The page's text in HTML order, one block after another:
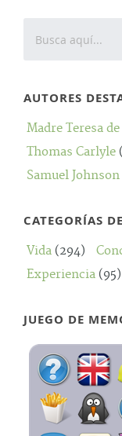
AUTORES
Madre Teresa
Thomas Carlyle
Samuel Johnson
CATEGORÍAS
Vida (294)
Experiencia (95)
JUEGO DE